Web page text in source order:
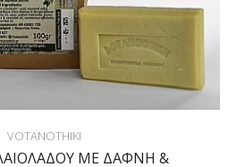
VOTANOTHIKI
ΜΕ ΔΑΦΝΗ &